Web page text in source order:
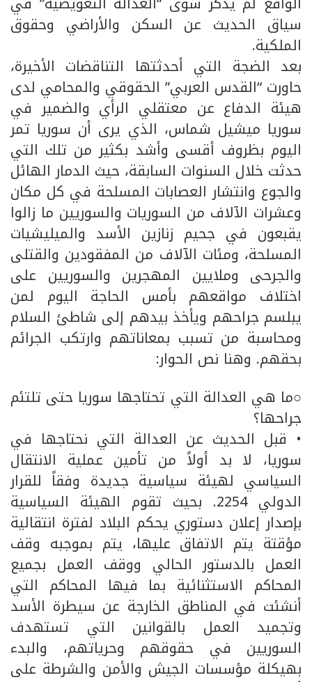
سياق الحديث عن السكن والأراضي وحقوق
الملكية.
بعد الضجة التي أحدثتها التناقضات الأخيرة،
حاورت “القدس العربي” الحقوقي والمحامي‏ لدى
‏هيئة الدفاع عن معتقلي الرأي والضمير في
سوريا ميشيل شماس، الذي يرى أن سوريا تمر
اليوم بظروف أقسى وأشد بكثير من تلك التي
حدثت خلال السنوات السابقة، حيث الدمار الهائل
والجوع وانتشار العصابات المسلحة في كل مكان
وعشرات الآلاف من السوريات والسوريين ما زالوا
يقبعون في جحيم زنازين الأسد والميليشيات
المسلحة، ومئات الآلاف من المفقودين والقتلى
والجرحى وملايين المهجرين والسوريين على
اختلاف مواقعهم بأمس الحاجة اليوم لمن
يبلسم جراحهم ويأخذ بيدهم إلى شاطئ السلام
ومحاسبة من تسبب بمعاناتهم وارتكب الجرائم
بحقهم. وهنا نص الحوار:
○ما هي العدالة التي تحتاجها سوريا حتى تلتئم
جراحها؟
• قبل الحديث عن العدالة التي نحتاجها في
سوريا، لا بد أولاً من تأمين عملية الانتقال
السياسي لهيئة سياسية جديدة وفقاً للقرار
الدولي 2254. بحيث تقوم الهيئة السياسية
بإصدار إعلان دستوري يحكم البلاد لفترة انتقالية
مؤقتة يتم الاتفاق عليها، يتم بموجبه وقف
العمل بالدستور الحالي ووقف العمل بجميع
المحاكم الاستثنائية بما فيها المحاكم التي
أنشئت في المناطق الخارجة عن سيطرة الأسد
وتجميد العمل بالقوانين التي تستهدف
السوريين في حقوقهم وحرياتهم، والبدء
بهيكلة مؤسسات الجيش والأمن والشرطة على